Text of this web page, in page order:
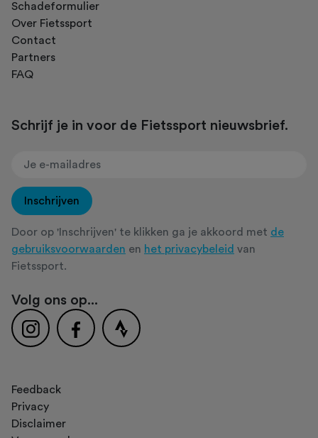
Schadeformulier
Over Fietssport
Contact
Partners
FAQ
Schrijf je in voor de Fietssport nieuwsbrief.
Inschrijven
Door op 'Inschrijven' te klikken ga je akkoord met de
gebruiksvoorwaarden en het privacybeleid van
Fietssport.
Volg ons op...
Feedback
Privacy
Disclaimer